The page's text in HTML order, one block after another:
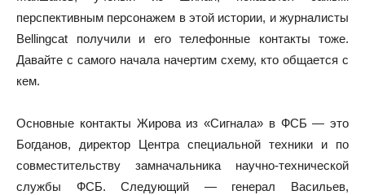
перспективным персонажем в этой истории, и журналисты
Bellingcat получили и его телефонные контакты тоже.
Давайте с самого начала начертим схему, кто общается с
кем.
Основные контакты Жирова из «Сигнала» в ФСБ — это
Богданов, директор Центра специальной техники и по
совместительству замначальника научно-технической
службы ФСБ. Следующий — генерал Васильев,